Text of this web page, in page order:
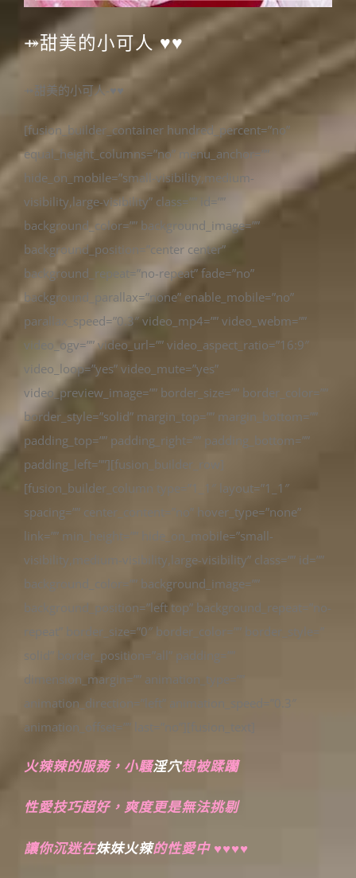
⤀甜美的小可人 ♥♥
⤀甜美的小可人-♥♥
[fusion_builder_container hundred_percent=”no”
equal_height_columns=”no” menu_anchor=””
hide_on_mobile=”small-visibility,medium-
visibility,large-visibility” class=”” id=””
background_color=”” background_image=””
background_position=”center center”
background_repeat=”no-repeat” fade=”no”
background_parallax=”none” enable_mobile=”no”
parallax_speed=”0.3″ video_mp4=”” video_webm=””
video_ogv=”” video_url=”” video_aspect_ratio=”16:9″
video_loop=”yes” video_mute=”yes”
video_preview_image=”” border_size=”” border_color=””
border_style=”solid” margin_top=”” margin_bottom=””
padding_top=”” padding_right=”” padding_bottom=””
padding_left=””][fusion_builder_row]
[fusion_builder_column type=”1_1″ layout=”1_1″
spacing=”” center_content=”no” hover_type=”none”
link=”” min_height=”” hide_on_mobile=”small-
visibility,medium-visibility,large-visibility” class=”” id=””
background_color=”” background_image=””
background_position=”left top” background_repeat=”no-
repeat” border_size=”0″ border_color=”” border_style=”
solid” border_position=”all” padding=””
dimension_margin=”” animation_type=””
animation_direction=”left” animation_speed=”0.3″
animation_offset=”” last=”no”][fusion_text]
火辣辣的服務，小騷淫穴想被蹂躪
性愛技巧超好，爽度更是無法挑剔
讓你沉迷在妹妹火辣的性愛中 ♥♥♥♥